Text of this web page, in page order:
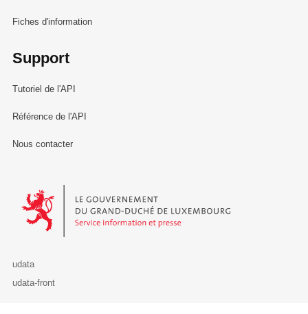
Fiches d'information
Support
Tutoriel de l'API
Référence de l'API
Nous contacter
Le Gouvernement du Grand-Duché de Luxembourg - Service
udata
udata-front